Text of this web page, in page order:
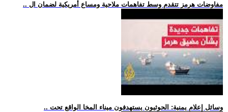
.. مفاوضات هرمز تتقدم وسط تفاهمات ملاحية ومساع أمريكية لضمان ال
.. وسائل إعلام يمنية: الحوثيون يستهدفون ميناء المخا الواقع تحت